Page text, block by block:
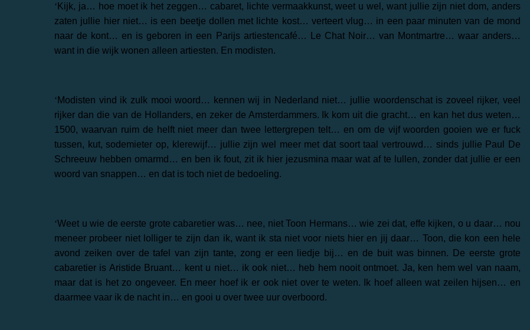
‘ Kijk, ja… hoe moet ik het zeggen… cabaret, lichte vermaakkunst, weet u wel, want jullie zijn niet dom, anders
zaten jullie hier niet… is een beetje dollen met lichte kost… verteert vlug… in een paar minuten van de mond
naar de kont… en is geboren in een Parijs artiestencafé… Le Chat Noir… van Montmartre… waar anders…
want in die wijk wonen alleen artiesten. En modisten.
‘Modisten vind ik zulk mooi woord… kennen wij in Nederland niet… jullie woordenschat is zoveel rijker, veel
rijker dan die van de Hollanders, en zeker de Amsterdammers. Ik kom uit die gracht… en kan het dus weten…
1500, waarvan ruim de helft niet meer dan twee lettergrepen telt… en om de vijf woorden gooien we er fuck
tussen, kut, sodemieter op, klerewijf… jullie zijn wel meer met dat soort taal vertrouwd… sinds jullie Paul De
Schreeuw hebben omarmd… en ben ik fout, zit ik hier jezusmina maar wat af te lullen, zonder dat jullie er een
woord van snappen… en dat is toch niet de bedoeling.
‘Weet u wie de eerste grote cabaretier was… nee, niet Toon Hermans… wie zei dat, effe kijken, o u daar… nou
meneer probeer niet lolliger te zijn dan ik, want ik sta niet voor niets hier en jij daar… Toon, die kon een hele
avond zeiken over de tafel van zijn tante, zong er een liedje bij… en de buit was binnen. De eerste grote
cabaretier is Aristide Bruant… kent u niet… ik ook niet… heb hem nooit ontmoet. Ja, ken hem wel van naam,
maar dat is het zo ongeveer. En meer hoef ik er ook niet over te weten. Ik hoef alleen wat zeilen hijsen… en
daarmee vaar ik de nacht in… en gooi u over twee uur overboord.